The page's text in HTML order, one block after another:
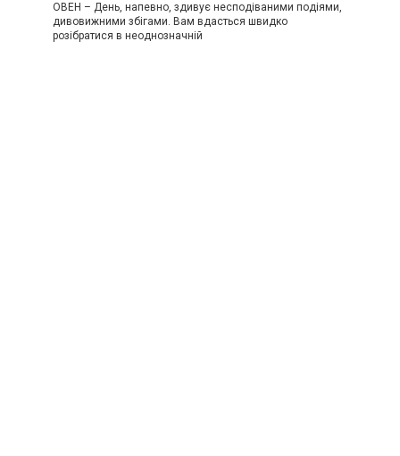
ОВЕН – День, напевно, здивує несподіваними подіями,
дивовижними збігами. Вам вдасться швидко
розібратися в неоднозначній